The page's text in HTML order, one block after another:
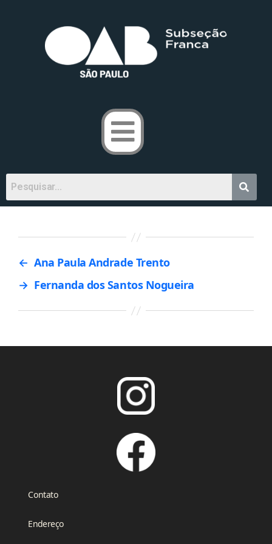
← Ana Paula Andrade Trento
→ Fernanda dos Santos Nogueira
Contato
Endereço